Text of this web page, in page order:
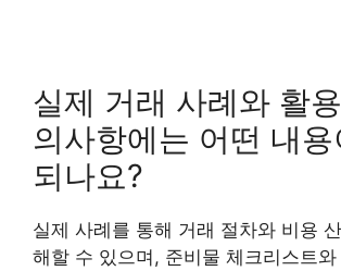
실제 거래 사례와 활
의사항에는 어떤 내
되나요?
실제 사례를 통해 거래 절차와 비용
해할 수 있으며, 준비물 체크리스트